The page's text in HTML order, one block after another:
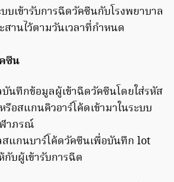
บเข้ารับการฉีดวัคซีนกับโรงพยาบาล
สานไว้ตามวันเวลาที่กำหนด
ซีน
นทึกข้อมูลผู้เข้าฉีดวัคซีนโดยใส่รหัส
อสแกนคิวอาร์โค้ดเข้ามาในระบบ
าภรณ์
แกนบาร์โค้ดวัคซีนเพื่อบันทึก lot
บผู้เข้ารับการฉีด